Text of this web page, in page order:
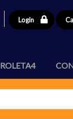
Login
ROLETA4